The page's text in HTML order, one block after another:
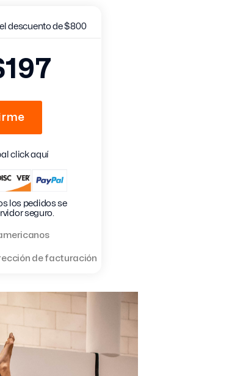
descuento de $800
click aquí
los pedidos se
seguro.
de facturación